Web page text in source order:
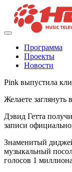
Программа
Проекты
Новости
Pink выпустила
Желаете заглянуть
Дэвид Гетта
записи
Знаменитый
музыкальный
голосов 1